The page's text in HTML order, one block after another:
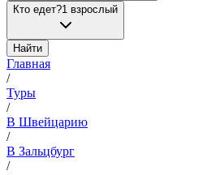
Кто едет?1 взрослый
Найти
Главная
/
Туры
/
В Швейцарию
/
В Зальцбург
/